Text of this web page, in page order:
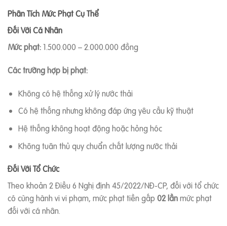
Phân Tích Mức Phạt Cụ Thể
Đối Với Cá Nhân
Mức phạt:1.500.000 – 2.000.000 đồng
Các trường hợp bị phạt:
Không có hệ thống xử lý nước thải
Có hệ thống nhưng không đáp ứng yêu cầu kỹ thuật
Hệ thống không hoạt động hoặc hỏng hóc
Không tuân thủ quy chuẩn chất lượng nước thải
Đối Với Tổ Chức
Theo khoản 2 Điều 6 Nghị định 45/2022/NĐ-CP, đối với tổ chức
có cùng hành vi vi phạm, mức phạt tiền gấp 02 lầnmức phạt
đối với cá nhân.